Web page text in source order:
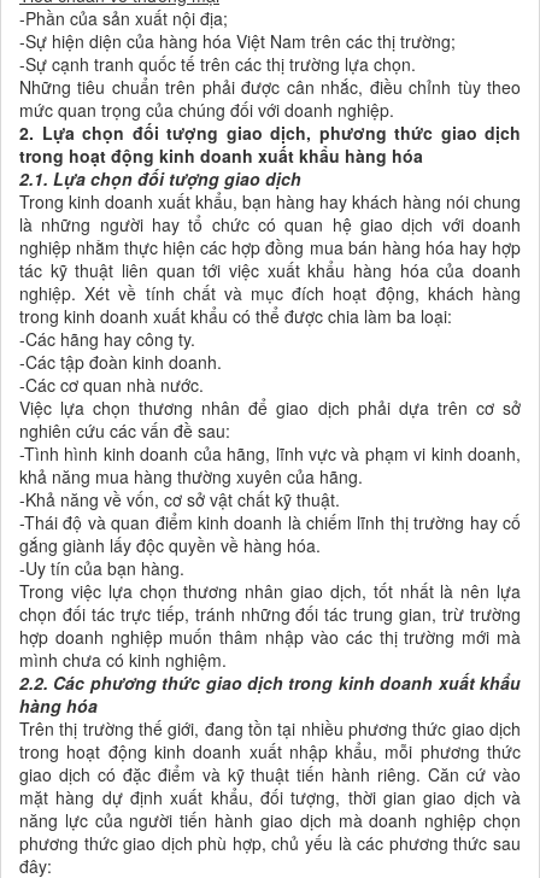
-Phần của sản xuất nội địa;
-Sự hiện diện của hàng hóa Việt Nam trên các thị trường;
-Sự cạnh tranh quốc tế trên các thị trường lựa chọn.
Những tiêu chuẩn trên phải được cân nhắc, điều chỉnh tùy theo
mức quan trọng của chúng đối với doanh nghiệp.
2. Lựa chọn đối tượng giao dịch, phương thức giao dịch
trong hoạt động kinh doanh xuất khẩu hàng hóa
2.1. Lựa chọn đối tượng giao dịch
Trong kinh doanh xuất khẩu, bạn hàng hay khách hàng nói chung
là những người hay tổ chức có quan hệ giao dịch với doanh
nghiệp nhằm thực hiện các hợp đồng mua bán hàng hóa hay hợp
tác kỹ thuật liên quan tới việc xuất khẩu hàng hóa của doanh
nghiệp. Xét về tính chất và mục đích hoạt động, khách hàng
trong kinh doanh xuất khẩu có thể được chia làm ba loại:
-Các hãng hay công ty.
-Các tập đoàn kinh doanh.
-Các cơ quan nhà nước.
Việc lựa chọn thương nhân để giao dịch phải dựa trên cơ sở
nghiên cứu các vấn đề sau:
-Tình hình kinh doanh của hãng, lĩnh vực và phạm vi kinh doanh,
khả năng mua hàng thường xuyên của hãng.
-Khả năng về vốn, cơ sở vật chất kỹ thuật.
-Thái độ và quan điểm kinh doanh là chiếm lĩnh thị trường hay cố
gắng giành lấy độc quyền về hàng hóa.
-Uy tín của bạn hàng.
Trong việc lựa chọn thương nhân giao dịch, tốt nhất là nên lựa
chọn đối tác trực tiếp, tránh những đối tác trung gian, trừ trường
hợp doanh nghiệp muốn thâm nhập vào các thị trường mới mà
mình chưa có kinh nghiệm.
2.2. Các phương thức giao dịch trong kinh doanh xuất khẩu
hàng hóa
Trên thị trường thế giới, đang tồn tại nhiều phương thức giao dịch
trong hoạt động kinh doanh xuất nhập khẩu, mỗi phương thức
giao dịch có đặc điểm và kỹ thuật tiến hành riêng. Căn cứ vào
mặt hàng dự định xuất khẩu, đối tượng, thời gian giao dịch và
năng lực của người tiến hành giao dịch mà doanh nghiệp chọn
phương thức giao dịch phù hợp, chủ yếu là các phương thức sau
đây: